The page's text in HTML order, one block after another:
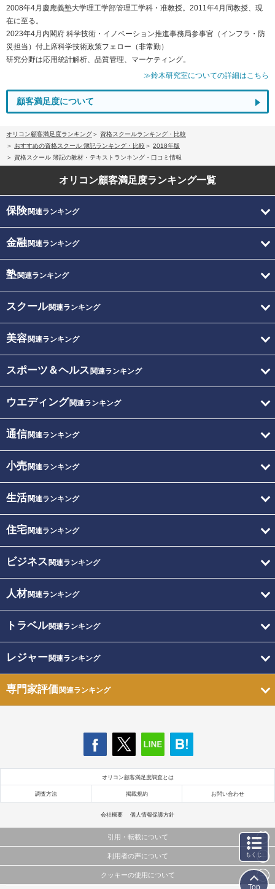
2008年4月慶應義塾大学理工学部管理工学科・准教授。2011年4月同教授、現
在に至る。
2023年4月内閣府 科学技術・イノベーション推進事務局参事官（インフラ・防
災担当）付上席科学技術政策フェロー（非常勤）
研究分野は応用統計解析、品質管理、マーケティング。
≫鈴木研究室についての詳細はこちら
顧客満足度について
オリコン顧客満足度ランキング
資格スクールランキング・比較
おすすめの資格スクール 簿記ランキング・比較
2018年版
資格スクール 簿記の教材・テキストランキング・口コミ情報
オリコン顧客満足度ランキング一覧
保険関連ランキング
金融関連ランキング
塾関連ランキング
スクール関連ランキング
美容関連ランキング
スポーツ＆ヘルス 関連ランキング
ウエディング関連ランキング
通信関連ランキング
小売関連ランキング
生活関連ランキング
住宅関連ランキング
ビジネス 関連ランキング
人材関連ランキング
トラベル関連ランキング
レジャー関連ランキング
専門家評価関連ランキング
オリコン顧客満足度調査とは
調査方法 掲載規約 お問い合わせ
会社概要 個人情報保護方針
引用・転載について
当サイトで公開されている情報（文字、写真、イラスト、画像データ等）及びこれらの配置・
これらの情報を権利者の許可なく無断転載・複製などの二次利用を行うことは固く禁じており
利用者の声について
当サイトに掲載している内容はすべてサービスの利用者が提出された見解・感想です。
クッキーの使用について
もくじ
Top